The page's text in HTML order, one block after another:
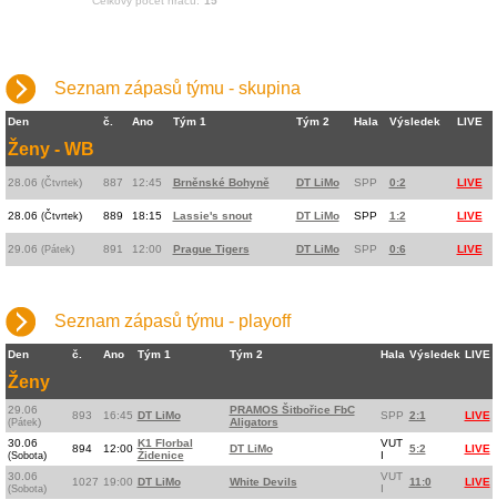
Seznam zápasů týmu - skupina
Den č. Ano Tým 1 Tým 2 Hala Výsledek LIVE
Ženy- WB
28.06 (Čtvrtek) 887 12:45 Brněnské Bohyně DT LiMo SPP 0:2 LIVE
28.06 (Čtvrtek) 889 18:15 Lassie's snout DT LiMo SPP 1:2 LIVE
29.06 (Pátek) 891 12:00 Prague Tigers DT LiMo SPP 0:6 LIVE
Seznam zápasů týmu - playoff
Den č. Ano Tým 1 Tým 2 Hala Výsledek LIVE
Ženy
29.06
(Pátek)
893 16:45 DT LiMo
PRAMOS Šitbořice FbC
Aligators
SPP 2:1 LIVE
30.06
(Sobota)
894 12:00 K1 Florbal
Židenice
DT LiMo
VUT 5:2 LIVE
30.06
(Sobota)
1027 19:00 DT LiMo White Devils
VUT 11:0 LIVE